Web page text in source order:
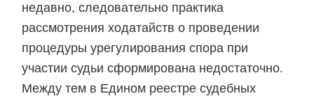
недавно, следовательно практика
рассмотрения ходатайств о проведении
процедуры урегулирования спора при
участии судьи сформирована недостаточно.
Между тем в Едином реестре судебных